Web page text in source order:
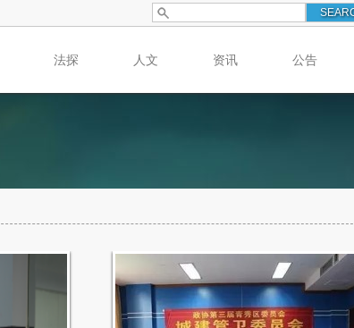
法探 人文 资讯 公告